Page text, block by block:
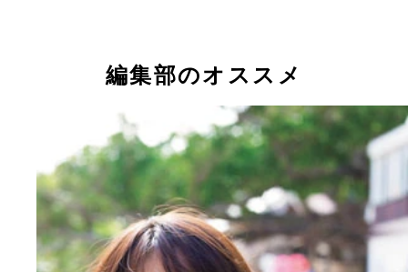
編集部のオススメ